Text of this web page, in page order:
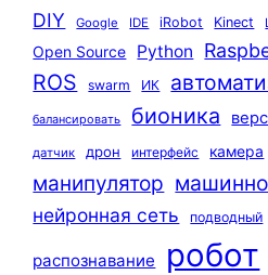
DIY Google IDE iRobot Kinect
Open Source Python
ROS swarm ИК
балансировать бионика
датчик дрон интерфейс камера
манипулятор
нейронная сеть подводный
распознавание робот